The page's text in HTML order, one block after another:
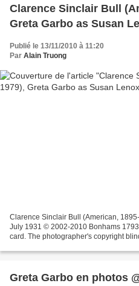
Clarence Sinclair Bull
Greta Garbo as Susan
Publié le 13/11/2010 à 11:20
Par Alain Truong
Clarence Sinclair Bull (American,
July 1931 © 2002-2010 Bonhams
card. The photographer's copyright
Greta Garbo en photos